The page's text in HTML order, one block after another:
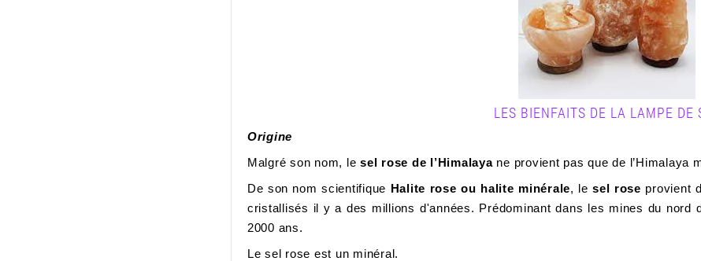
LES BIENFAITS DE LA LAMPE DE
Origine
Malgré son nom, lesel rose de l’Himalayane provient pas que de l’Himalaya
De son nom scientifique Halite rose ou halite minérale, lesel rose provient
cristallisés il y a des millions d'années. Prédominant dans les mines du nord
2000 ans.
Le sel rose est un minéral.